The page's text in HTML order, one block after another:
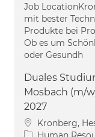
Job
mit bester
Produkte bei
Ob es um
oder Gesundh
Duales
Mosbach (m/
2027
Location
Kronberg,
Category